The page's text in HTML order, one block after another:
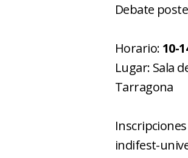
Debate
Horario: 10-
Lugar: Sala
Tarragona
indifest-